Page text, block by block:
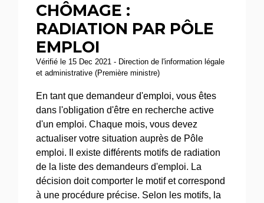
CHÔMAGE :
RADIATION PAR PÔLE
EMPLOI
Vérifié le 15 Dec 2021 - Direction de l'information légale
et administrative (Première ministre)
En tant que demandeur d'emploi, vous êtes
dans l'obligation d'être en recherche active
d'un emploi. Chaque mois, vous devez
actualiser votre situation auprès de Pôle
emploi. Il existe différents motifs de radiation
de la liste des demandeurs d'emploi. La
décision doit comporter le motif et correspond
à une procédure précise. Selon les motifs, la